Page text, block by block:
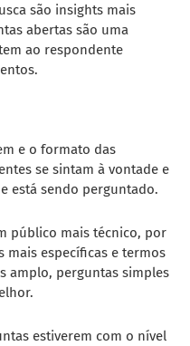
são insights mais
abertas são uma
ao respondente
e o formato das
se sintam à vontade e
está sendo perguntado.
público mais técnico, por
específicas e termos
amplo, perguntas simples
estiverem com o nível